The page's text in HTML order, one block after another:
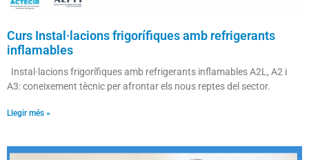
Curs Instal·lacions frigorífiques amb refrigerants
inflamables
Instal·lacions frigorífiques amb refrigerants inflamables A2L, A2 i
A3: coneixement tècnic per afrontar els nous reptes del sector.
Llegir més »